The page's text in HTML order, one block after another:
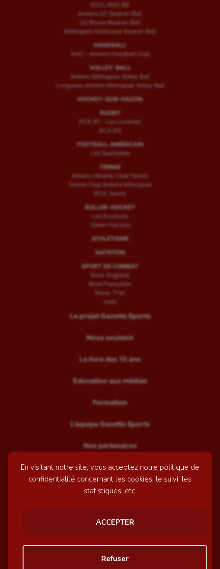
En visitant notre site, vous acceptez notre politique de
confidentialité concernant les cookies, le suivi, les
statistiques, etc.
ACCEPTER
Refuser
ESCLAMS BB
Amiens SC Basket-Ball
US Boves Basket-Ball
Métropole Amiénoise Basket-Ball
HANDBALL
AHC – Amiens Handball Club
VOLLEY-BALL
Amiens Métropole Volley Ball
Longueau Amiens Metropole Volley Ball
HOCKEY-SUR-GAZON
RUGBY
RCA (F) – Les Licornes
RCA (H)
FOOTBALL AMÉRICAIN
Les Spartiates
TENNIS
Amiens Athletic Club Tennis
Tennis Club Amiens Métropole
RCA Tennis
ROLLER-HOCKEY
Les Ecureuils
Green Falcons
ATHLÉTISME
NATATION
SPORT DE COMBAT
Boxe Anglaise
Boxe Française
Muay Thaï
Judo
Le projet Gazette Sports
Nous soutenir
Le livre des 10 ans
Education aux médias
Formation
L’équipe Gazette Sports
Nos partenaires
Recrutement
Mentions légales
© GazetteSports - 2026 | Site internet réalisé par
Awelty